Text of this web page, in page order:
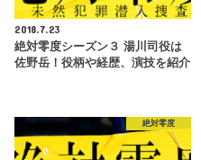
2018.7.23
絶対零度シーズン３ 湯川司役は
佐野岳！役柄や経歴、演技を紹介
絶対零度